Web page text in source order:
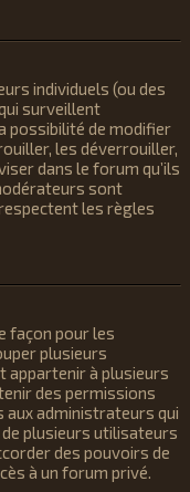
individuels (ou des
surveillent
possibilité de modifier
les déverrouiller,
dans le forum qu’ils
sont
les règles
façon pour les
plusieurs
appartenir à plusieurs
des permissions
aux administrateurs qui
plusieurs utilisateurs
des pouvoirs de
à un forum privé.